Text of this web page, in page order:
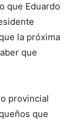
que Eduardo
la próxima
que
provincial
que